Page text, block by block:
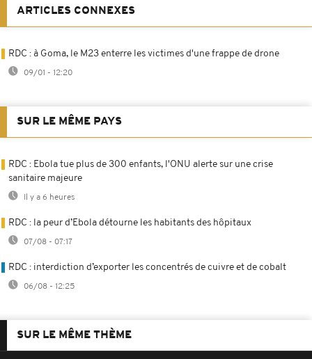
ARTICLES CONNEXES
RDC : à Goma, le M23 enterre les victimes d'une frappe de drone
09/01 - 12:20
SUR LE MÊME PAYS
RDC : Ebola tue plus de 300 enfants, l'ONU alerte sur une crise
sanitaire majeure
Il y a 6 heures
RDC : la peur d’Ebola détourne les habitants des hôpitaux
07/08 - 07:17
RDC : interdiction d’exporter les concentrés de cuivre et de cobalt
06/08 - 12:25
SUR LE MÊME THÈME